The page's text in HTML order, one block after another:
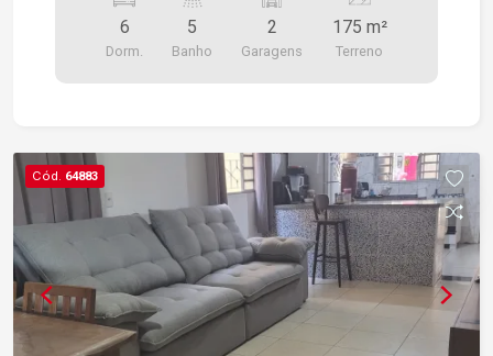
6
Dorm.
5
Banho
2
Garagens
175 m²
Terreno
Cód. 64883